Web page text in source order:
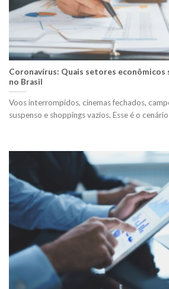
Coronavírus: Quais setores econômicos
no Brasil
Voos interrompidos, cinemas fechados,
suspenso e shoppings vazios. Esse é o cenário